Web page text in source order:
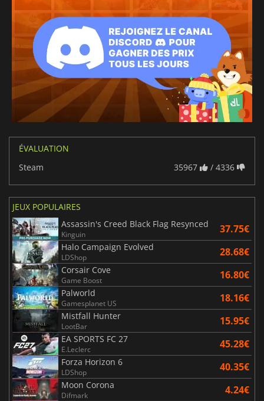
ÉVALUATION
Steam
35967 / 4336
JEUX POPULAIRES
Assassin's Creed Black Flag Resynced
Kinguin 37.75€
Halo Campaign Evolved
LDShop 28.68€
Corsair Cove
Game Boost 16.80€
Palworld
Gamesplanet US 18.16€
Mistfall Hunter
LootBar 15.95€
EA SPORTS FC 27
E.Leclerc 45.28€
Forza Horizon 6
LDShop 40.35€
Moon Corona
Difmark 4.24€